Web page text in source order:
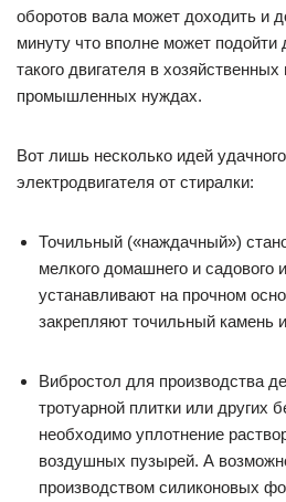
оборотов вала может доходить и
минуту что вполне может подойти
такого двигателя в
промышленных нуждах.
Вот лишь несколько идей
электродвигателя от стиралки:
Точильный («наждачный»)
мелкого домашнего и садового
устанавливают на прочном
закрепляют точильный камень
Вибростол для производства
тротуарной плитки или других
необходимо уплотнение
воздушных пузырей. А
производством силиконовых